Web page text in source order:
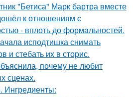
"Бетиса" Марк бартра вместе
к отношениям с
- вплоть до формальностей.
исподтишка снимать
и стебать их в сторис.
почему не любит
сценах.
Ингредиенты: